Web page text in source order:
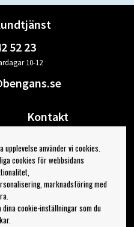
52 23
10-12
Kontakt
Din sida
Logga ut
Bengans
använder vi cookies.
cookies för webbsidans
marknadsföring med
cookie-inställningar som du